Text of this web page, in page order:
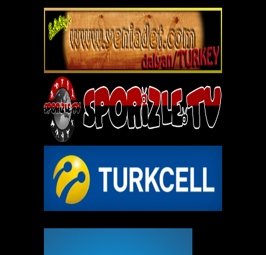
REKLAM ALANI